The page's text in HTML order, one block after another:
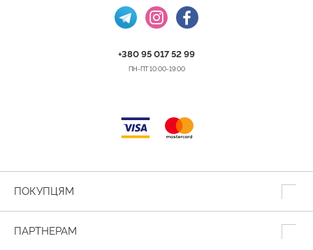
+380 95 017 52 99
ПН-ПТ 10:00-19:00
ПОКУПЦЯМ
ПАРТНЕРАМ